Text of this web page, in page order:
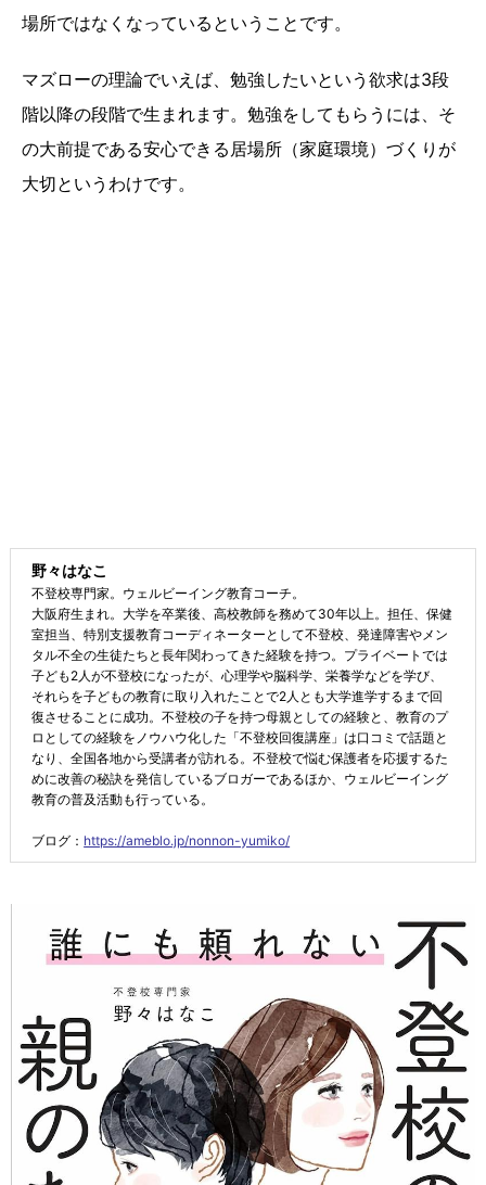
場所ではなくなっているということです。
マズローの理論でいえば、勉強したいという欲求は3段
階以降の段階で生まれます。勉強をしてもらうには、そ
の大前提である安心できる居場所（家庭環境）づくりが
大切というわけです。
野々はなこ
不登校専門家。ウェルビーイング教育コーチ。
大阪府生まれ。大学を卒業後、高校教師を務めて30年以上。担任、保健
室担当、特別支援教育コーディネーターとして不登校、発達障害やメン
タル不全の生徒たちと長年関わってきた経験を持つ。プライベートでは
子ども2人が不登校になったが、心理学や脳科学、栄養学などを学び、
それらを子どもの教育に取り入れたことで2人とも大学進学するまで回
復させることに成功。不登校の子を持つ母親としての経験と、教育のプ
ロとしての経験をノウハウ化した「不登校回復講座」は口コミで話題と
なり、全国各地から受講者が訪れる。不登校で悩む保護者を応援するた
めに改善の秘訣を発信しているブロガーであるほか、ウェルビーイング
教育の普及活動も行っている。
ブログ： https://ameblo.jp/nonnon-yumiko/